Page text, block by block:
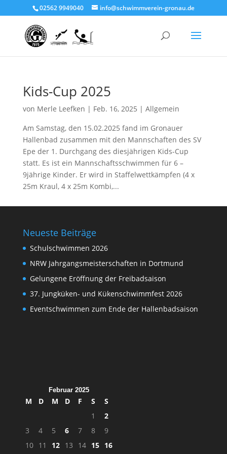
02562 9949040 info@schwimmverein-gronau.de
Kids-Cup 2025
von Merle Leefken | Feb. 16, 2025 | Allgemein
Am Samstag, den 15.02.2025 fand im Gronauer
Hallenbad zusammen mit den Mannschaften des SV
Epe der 1. Durchgang des diesjährigen Kids-Cup
statt. Es ist ein Mannschaftsschwimmen für 6 –
9jährige Kinder. Er wird in Staffelwettkämpfen (4 x
25m Kraul, 4 x 25m Kombi,...
Neueste Beiträge
Schulschwimmen 2026
NRW Jahrgangsmeisterschaften in Dortmund
Gelungene Eröffnung der Freibadsaison
37. Jungküken- und Kükenschwimmfest 2026
Eventschwimmen zum Ende der Hallenbadsaison
Februar 2025
M D M D F S
S
1
2
3
4 5 6 7 8
9
10 11 12 13 14 15 16